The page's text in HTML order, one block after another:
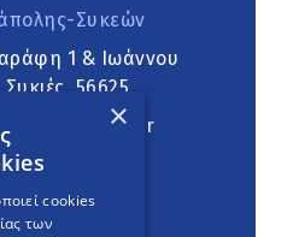
Συκεών
1 & Ιωάννου
56625
×
cookies
των